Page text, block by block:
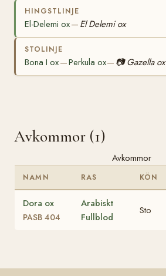
HINGSTLINJE
El-Delemi ox— El Delemi ox
STOLINJE
Bona I ox—Perkula ox— 📷 Gazella ox
Avkommor (1)
Avkommor
NAMN RAS KÖN
Dora ox
PASB 404
Arabiskt
Fullblod
Sto